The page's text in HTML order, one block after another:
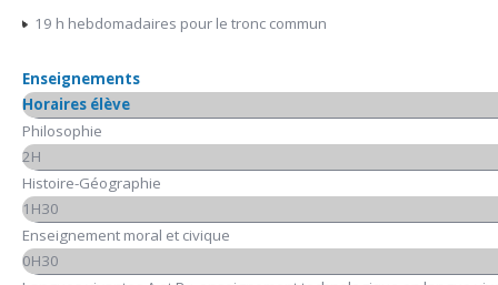
19 h hebdomadaires pour le tronc commun
Enseignements
Horaires élève
Philosophie
2H
Histoire-Géographie
1H30
Enseignement moral et civique
0H30